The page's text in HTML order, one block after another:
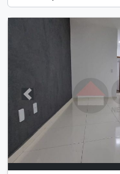
Anterior